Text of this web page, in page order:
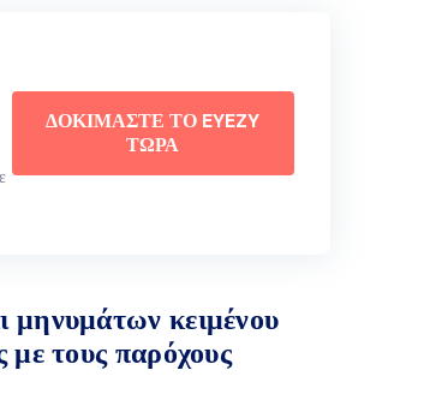
ΔΟΚΙΜΑΣΤΕ ΤΟ EYEZY
ΤΩΡΑ
κειμένου
τους παρόχους